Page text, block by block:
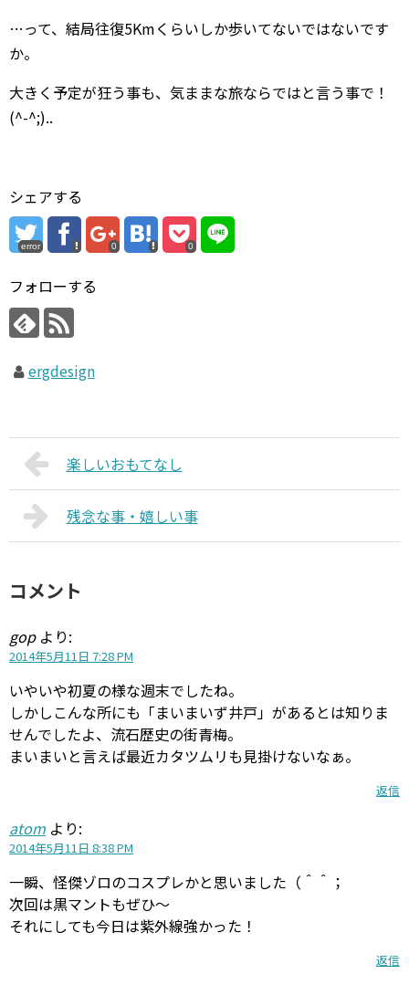
…って、結局往復5Kmくらいしか歩いてないではないです
か。
大きく予定が狂う事も、気ままな旅ならではと言う事で！
(^-^;)..
シェアする
error 0 0
フォローする
ergdesign
楽しいおもてなし
残念な事・嬉しい事
コメント
gop より:
2014年5月11日 7:28 PM
いやいや初夏の様な週末でしたね。
しかしこんな所にも「まいまいず井戸」があるとは知りま
せんでしたよ、流石歴史の街青梅。
まいまいと言えば最近カタツムリも見掛けないなぁ。
返信
atom より:
2014年5月11日 8:38 PM
一瞬、怪傑ゾロのコスプレかと思いました（＾＾；
次回は黒マントもぜひ～
それにしても今日は紫外線強かった！
返信